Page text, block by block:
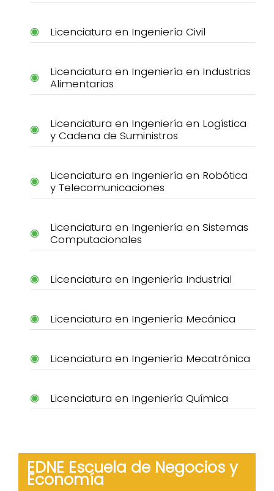
Licenciatura en Ingeniería Civil
Licenciatura en Ingeniería en Industrias
Alimentarias
Licenciatura en Ingeniería en Logística
y Cadena de Suministros
Licenciatura en Ingeniería en Robótica
y Telecomunicaciones
Licenciatura en Ingeniería en Sistemas
Computacionales
Licenciatura en Ingeniería Industrial
Licenciatura en Ingeniería Mecánica
Licenciatura en Ingeniería Mecatrónica
Licenciatura en Ingeniería Química
EDNE Escuela de Negocios y
Economía